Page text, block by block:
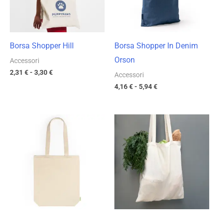
Borsa Shopper Hill
Accessori
2,31 €- 3,30€
Borsa Shopper In Denim
Orson
Accessori
4,16€- 5,94€
Fascia
3,75 €
Fascia
prezzo:
da
2,60 €